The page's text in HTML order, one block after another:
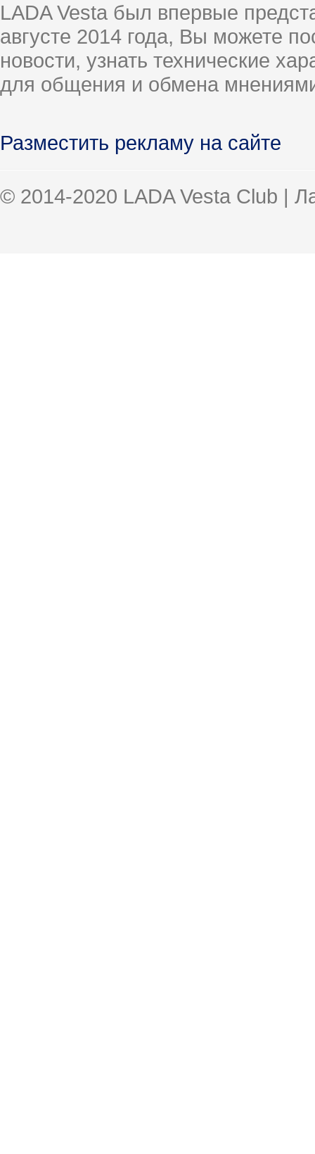
LADA Vesta был впервые
августе 2014 года, Вы можете
новости, узнать технические
для общения и обмена
Разместить рекламу на сайте
© 2014-2020 LADA Vesta Club |